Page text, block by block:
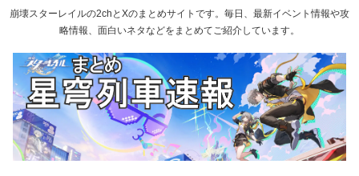
崩壊スターレイルの2chとXのまとめサイトです。毎日、最新イベント情報や攻
略情報、面白いネタなどをまとめてご紹介しています。